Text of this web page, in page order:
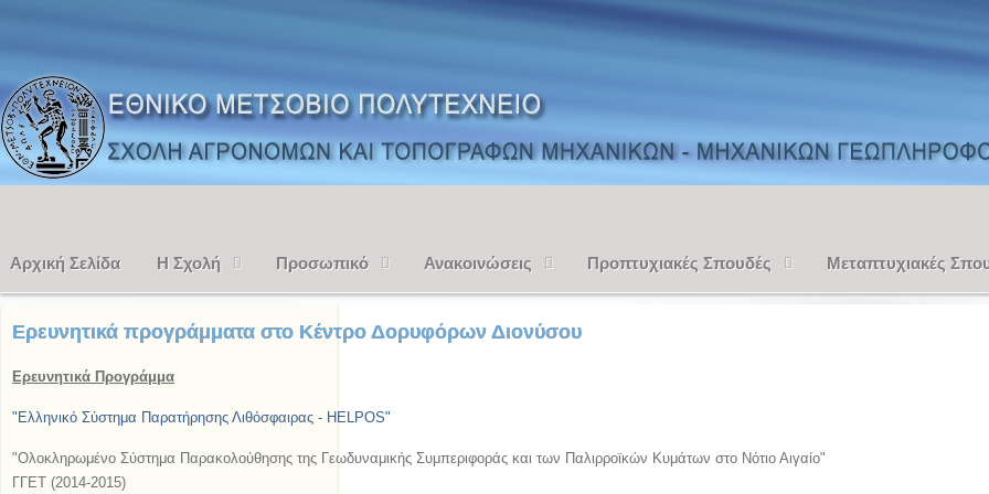
Αρχική Σελίδα Η Σχολή Προσωπικό Ανακοινώσεις Προπτυχιακές Σπουδές Μεταπτυχιακές
Ερευνητικά προγράμματα στο Κέντρο Δορυφόρων Διονύσου
Ερευνητικά Προγράμμα
"Ελληνικό Σύστημα Παρατήρησης Λιθόσφαιρας - HELPOS"
"Ολοκληρωμένο Σύστημα Παρακολούθησης της Γεωδυναμικής Συμπεριφοράς και των Παλιρροϊκών Κυμάτων στο Νότιο Αιγαίο"
ΓΓΕΤ (2014-2015)